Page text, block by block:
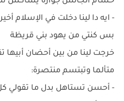
- ايه دا لينا دخلت في الإسلام
بس كنتي من يهود بني قريظة
خرجت لينا من بين أحضان أبيها
متألما وتبتسم منتصرة:
- أحسن تستاهل بدل ما تقولي